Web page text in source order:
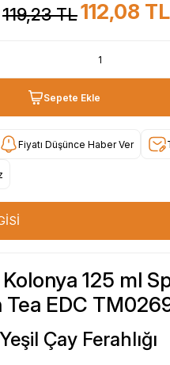
119,23 TL112,08 TL
Sepete Ekle
Fiyatı Düşünce Haber Ver
125 ml
Tea EDC
Çay Ferahlığı